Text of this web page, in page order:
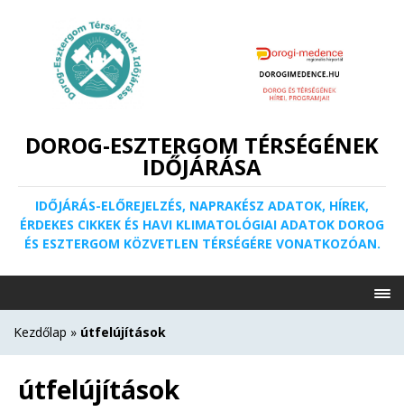
DOROG-ESZTERGOM TÉRSÉGÉNEK
IDŐJÁRÁSA
IDŐJÁRÁS-ELŐREJELZÉS, NAPRAKÉSZ ADATOK, HÍREK,
ÉRDEKES CIKKEK ÉS HAVI KLIMATOLÓGIAI ADATOK DOROG
ÉS ESZTERGOM KÖZVETLEN TÉRSÉGÉRE VONATKOZÓAN.
Kezdőlap » útfelújítások
útfelújítások